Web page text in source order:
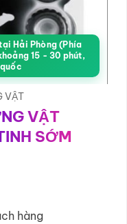
Hải Phòng (Phía
15 - 30 phút,
VẬT
VẬT
SỚM
hàng